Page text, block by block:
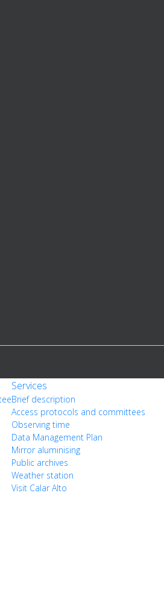
Services
Brief description
Access protocols and committees
Observing time
Data Management Plan
Mirror aluminising
Public archives
Weather station
Visit Calar Alto